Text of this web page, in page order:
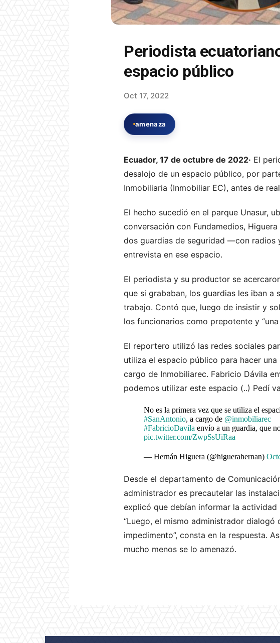
Periodista
espacio público
Oct 17, 2022
amenaza
Ecuador, 17 de octubre de 2022· El
desalojo de un espacio público, por
Inmobiliaria (Inmobiliar EC), antes de
El hecho sucedió en el parque Unasur,
conversación con Fundamedios,
dos guardias de seguridad —con radios
entrevista en ese espacio.
El periodista y su productor se
que si grababan, los guardias les iban a
trabajo. Contó que, luego de insistir y
los funcionarios como prepotente y
El reportero utilizó las redes sociales
utiliza el espacio público para hacer
cargo de Inmobiliarec. Fabricio Dávila
podemos utilizar este espacio (..) Pedí
No es la primera vez que se utiliza el
#SanAntonio, a cargo de @inmobiliarec
#FabricioDavila envío a un guardia, que
pic.twitter.com/ZwpSsUiRaa
— Hernán Higuera (@higuerahernan)
Desde el departamento de
administrador es precautelar las
explicó que debían informar la
“Luego, el mismo administrador
impedimento”, consta en la respuesta.
mucho menos se lo amenazó.